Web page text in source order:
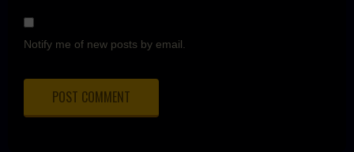
Notify me of new posts by email.